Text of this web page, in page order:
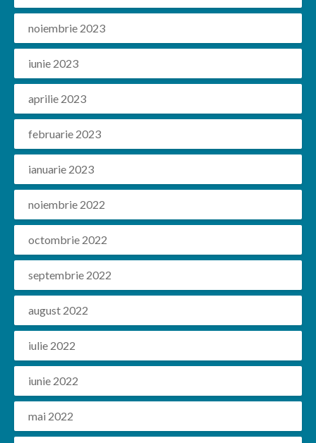
noiembrie 2023
iunie 2023
aprilie 2023
februarie 2023
ianuarie 2023
noiembrie 2022
octombrie 2022
septembrie 2022
august 2022
iulie 2022
iunie 2022
mai 2022